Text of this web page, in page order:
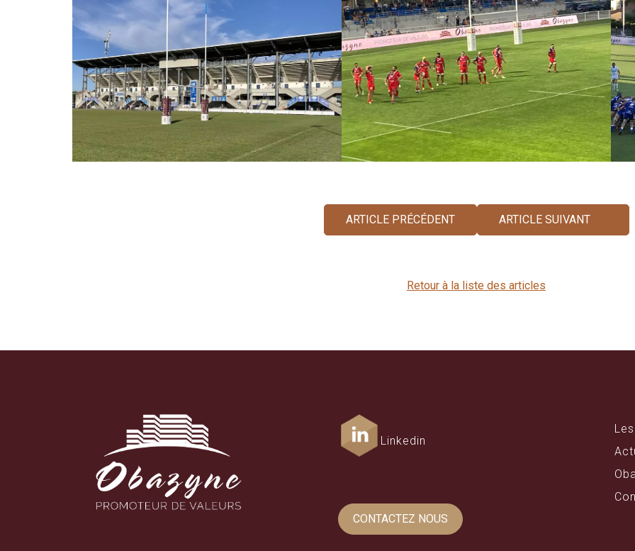
ARTICLE PRÉCÉDENT ARTICLE SUIVANT
Retour à la liste des articles
Linkedin
CONTACTEZ NOUS